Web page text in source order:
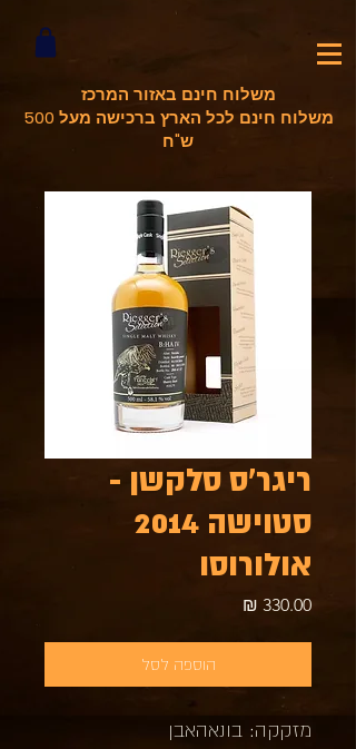
משלוח חינם באזור המרכז
משלוח חינם לכל הארץ ברכישה מעל 500
ש"ח
ריגר'ס סלקשן -
סטוישה 2014
אולורוסו
הוספה לסל
מזקקה: בונאהאבן